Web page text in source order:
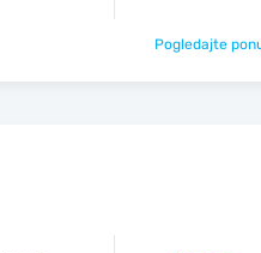
Pogledajte